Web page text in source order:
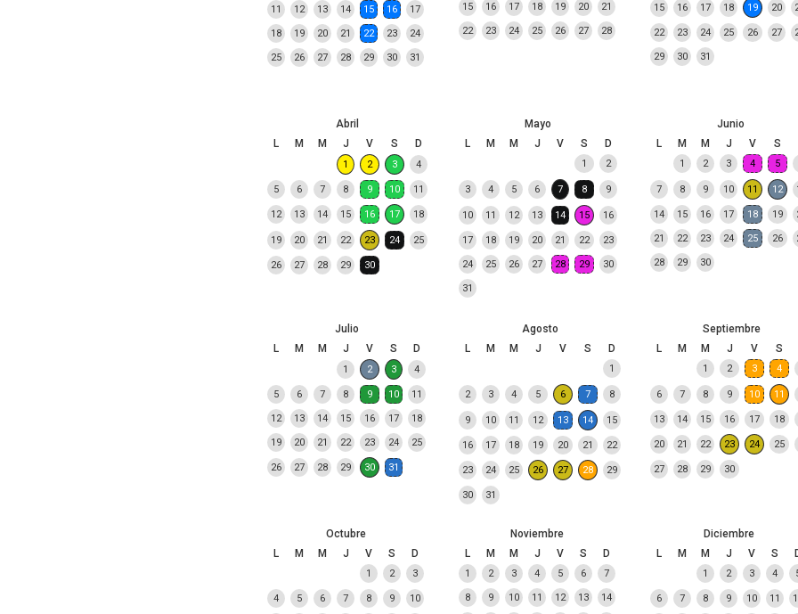
11 12 13 14 15 16 17
18 19 20 21 22 23 24
25 26 27 28 29 30 31
15 16 17 18 19 20 21
22 23 24 25 26 27 28
15 16 17 18 19 20
22 23 24 25 26 27
29 30 31
Abril
L
M M J V S D
1 2 3 4
5 6 7 8 9 10 11
12 13 14 15 16 17 18
19 20 21 22 23 24 25
26 27 28 29 30
Mayo
L
M M J V S D
1 2
3 4 5 6 7 8 9
10 11 12 13 14 15 16
17 18 19 20 21 22 23
24 25 26 27 28 29 30
31
Junio
L
M M J V S
1 2 3 4 5
7 8 9 10 11 12
14 15 16 17 18 19
21 22 23 24 25 26
28 29 30
Julio
L
M M J V S D
1 2 3 4
5 6 7 8 9 10 11
12 13 14 15 16 17 18
19 20 21 22 23 24 25
26 27 28 29 30 31
Agosto
L
M M J V S D
1
2 3 4 5 6 7 8
9 10 11 12 13 14 15
16 17 18 19 20 21 22
23 24 25 26 27 28 29
30 31
Septiembre
L
M M J V S
1 2 3 4
6 7 8 9 10 11
13 14 15 16 17 18
20 21 22 23 24 25
27 28 29 30
Octubre
L
M M J V S D
1 2 3
4 5 6 7 8 9 10
Noviembre
L
M M J V S D
1 2 3 4 5 6 7
8 9 10 11 12 13 14
Diciembre
L
M M J V S
1 2 3 4
6 7 8 9 10 11